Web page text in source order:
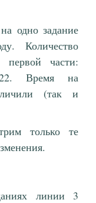
одно задание
Количество
первой части:
22. Время на
(так и
только те
линии 3